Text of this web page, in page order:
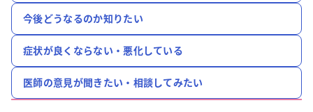
今後どうなるのか知りたい
症状が良くならない・悪化している
医師の意見が聞きたい・相談してみたい